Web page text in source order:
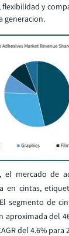
y
generacion.
el mercado de
en cintas,
segmento de
del
del 4.6% para